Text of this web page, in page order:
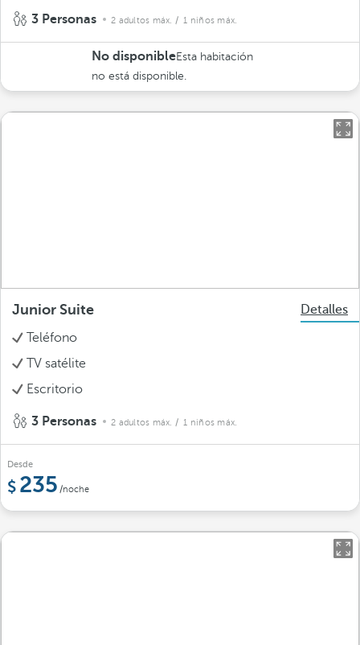
3 Personas 2 adultos máx. / 1 niños máx.
No disponibleEsta habitación
no está disponible.
Junior Suite
Detalles
Teléfono
TV satélite
Escritorio
3 Personas 2 adultos máx. / 1 niños máx.
Desde
235 /noche